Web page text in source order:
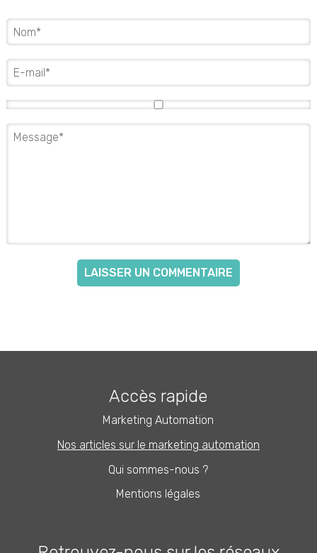
Accès rapide
Marketing Automation
Nos articles sur le marketing automation
Qui sommes-nous ?
Mentions légales